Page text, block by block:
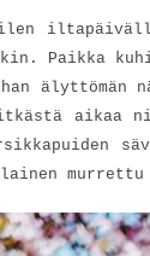
Paikka
älyttömän
aikaa
murrettu